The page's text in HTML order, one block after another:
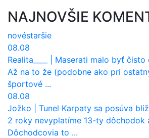
NAJNOVŠIE
novéstaršie
08.08
Realita____
Maserati malo byť čisto elektrické. Teraz zisťuje,
Až na to že (podobne ako pri
športové ...
08.08
Jožko
Tunel Karpaty sa posúva bližšie k výstavbe.
2 roky nevyplatíme 13-ty dôchodok
Dôchodcovia to ...